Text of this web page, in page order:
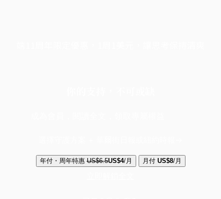
年付・周年特惠 US$6.5US$4/月 月付 US$8/月